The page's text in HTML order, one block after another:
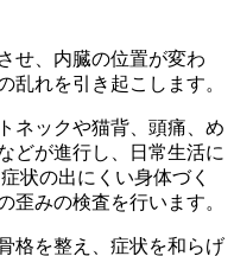
せ、内臓の位置が変わ
乱れを引き起こします。
ネックや猫背、頭痛、め
どが進行し、日常生活に
状の出にくい身体づく
歪みの検査を行います。
格を整え、症状を和らげ